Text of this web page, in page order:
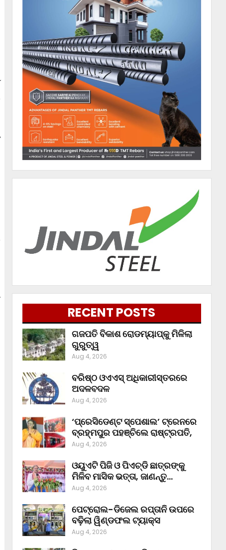
RECENT POSTS
ଗଜପତି ବିକାଶ ରୋଡମ୍ୟାପ୍‌କୁ ମିଳିଲା
ଗୁରୁତ୍ୱ
Aug 4, 2026
ବରିଷ୍ଠ ଓଏଏସ୍‌ ଅଧିକାରୀସ୍ତରରେ
ଅଦଳବଦଳ
Aug 4, 2026
‘ପ୍ରେସିଡେଣ୍ଟ ସ୍ପେଶାଲ’ ଟ୍ରେନରେ
ବ୍ରହ୍ମପୁର ପହଞ୍ଚିଲେ ରାଷ୍ଟ୍ରପତି,
Aug 4, 2026
ଓୟୁଏଟି ପିଜି ଓ ପିଏଚ୍‌ଡି ଛାତ୍ରଙ୍କୁ
ମିଳିବ ମାସିକ ଭତ୍ତା, ଜାଣନ୍ତୁ…
Aug 4, 2026
ପେଟ୍ରୋଲ-ଡିଜେଲ ରପ୍ତାନି ଉପରେ
ବଢ଼ିଲା ୱିଣ୍ଡଫଲ ଟ୍ୟାକ୍ସ
Aug 4, 2026